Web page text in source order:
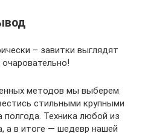
– завитки выглядят
методов мы выберем
стильными крупными
полгода. Техника любой из
а в итоге — шедевр нашей